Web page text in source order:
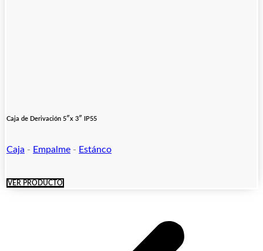
Caja de Derivación 5″x 3″ IP55
Caja - Empalme - Estánco
VER PRODUCTO